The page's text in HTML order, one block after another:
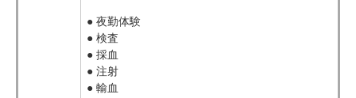
● 夜勤体験
● 検査
● 採血
● 注射
● 輸血